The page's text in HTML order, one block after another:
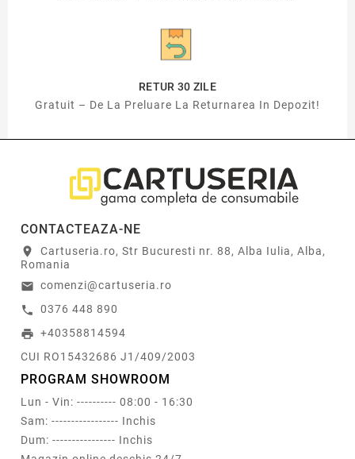
RETUR 30 ZILE
Gratuit – De La Preluare La Returnarea In Depozit!
CONTACTEAZA-NE
location_on
Cartuseria.ro, Str Bucuresti nr. 88, Alba Iulia, Alba,
Romania
email comenzi@cartuseria.ro
call 0376 448 890
print +40358814594
CUI RO15432686 J1/409/2003
PROGRAM SHOWROOM
Lun - Vin: ---------- 08:00 - 16:30
Sam: ----------------- Inchis
Dum: ---------------- Inchis